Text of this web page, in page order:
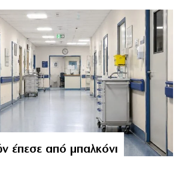
έπεσε από μπαλκόνι